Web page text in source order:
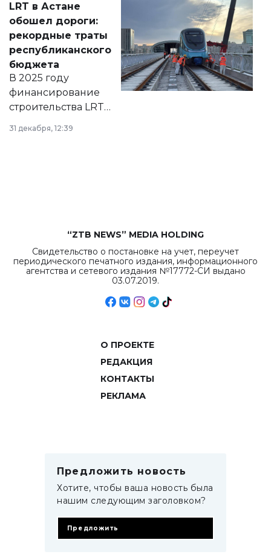
документ
появился в базе
нормативных
правовых актов и
на сайте маслихат
города.
LRT в Астане
обошел дороги:
рекордные траты
республиканского
бюджета
В 2025 году
финансирование
строительства LRT
в Астане из
республиканского
31 декабря, 12:39
“ZTB NEWS” MEDIA HOLDING
Свидетельство о постановке на учет, переучет
периодического печатного издания, информационного
агентства и сетевого издания №17772-СИ выдано
03.07.2019.
О ПРОЕКТЕ
РЕДАКЦИЯ
КОНТАКТЫ
РЕКЛАМА
Предложить новость
Хотите, чтобы ваша новость была
нашим следующим заголовком?
Предложить